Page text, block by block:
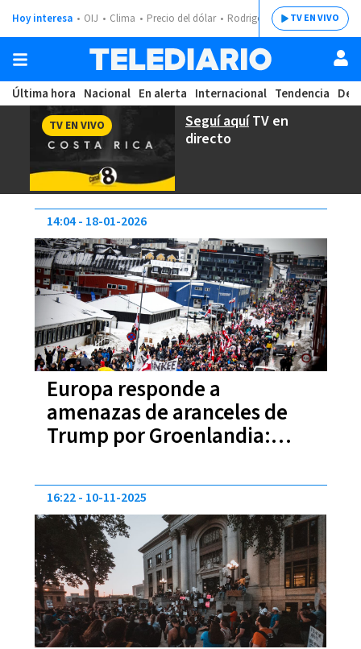
Hoy interesa OIJ Clima Precio del dólar Rodrigo ChavesTV EN VIVO
Última hora Nacional En alerta Internacional Tendencia
Seguí aquíTV en
directo
TV EN VIVO
Europa responde a
amenazas de aranceles de
Trump por Groenlandia:
14:04 18-01-2026
16:22 10-11-2025